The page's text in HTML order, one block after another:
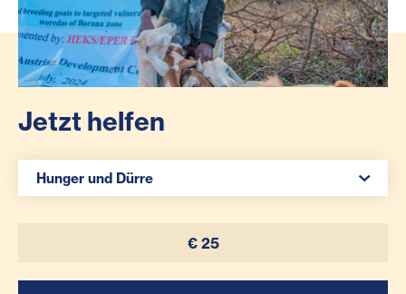
Jetzt helfen
Hunger und Dürre
€ 25